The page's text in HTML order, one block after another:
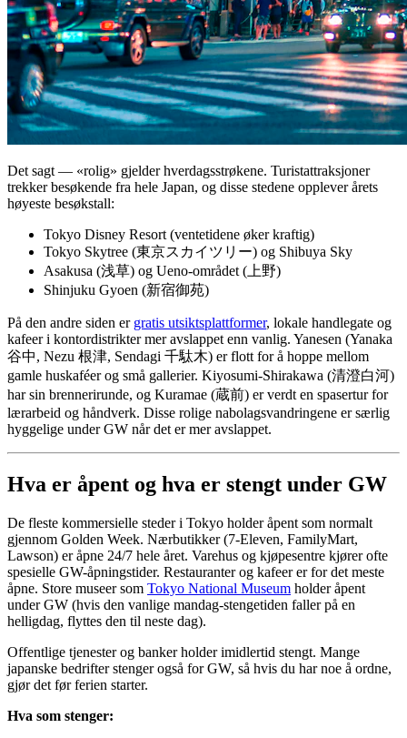
Det sagt — «rolig» gjelder hverdagsstrøkene. Turistattraksjoner
trekker besøkende fra hele Japan, og disse stedene opplever årets
høyeste besøkstall:
Tokyo Disney Resort (ventetidene øker kraftig)
Tokyo Skytree (東京スカイツリー) og Shibuya Sky
Asakusa (浅草) og Ueno-området (上野)
Shinjuku Gyoen (新宿御苑)
På den andre siden er gratis utsiktsplattformer, lokale handlegate og
kafeer i kontordistrikter mer avslappet enn vanlig. Yanesen (Yanaka
谷中, Nezu 根津, Sendagi 千駄木) er flott for å hoppe mellom
gamle huskaféer og små gallerier. Kiyosumi-Shirakawa (清澄白河)
har sin brennerirunde, og Kuramae (蔵前) er verdt en spasertur for
lærarbeid og håndverk. Disse rolige nabolagsvandringene er særlig
hyggelige under GW når det er mer avslappet.
Hva er åpent og hva er stengt under GW
De fleste kommersielle steder i Tokyo holder åpent som normalt
gjennom Golden Week. Nærbutikker (7-Eleven, FamilyMart,
Lawson) er åpne 24/7 hele året. Varehus og kjøpesentre kjører ofte
spesielle GW-åpningstider. Restauranter og kafeer er for det meste
åpne. Store museer som Tokyo National Museum holder åpent
under GW (hvis den vanlige mandag-stengetiden faller på en
helligdag, flyttes den til neste dag).
Offentlige tjenester og banker holder imidlertid stengt. Mange
japanske bedrifter stenger også for GW, så hvis du har noe å ordne,
gjør det før ferien starter.
Hva som stenger: